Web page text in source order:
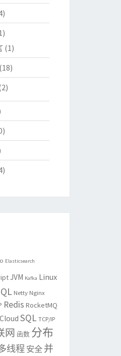
(1)
Elasticsearch
JVM Kafka Linux
Netty Nginx
Redis RocketMQ
SQL TCP/IP
网 函数 分布
线程 安全 并